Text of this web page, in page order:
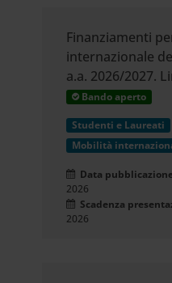
Finanziamenti
internazionale
a.a. 2026/2027.
Bando aperto
Studenti e Laureati
Mobilità
Data
2026
Scadenza
2026